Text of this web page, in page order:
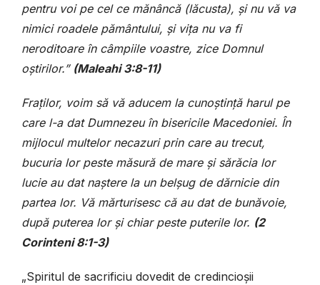
pentru voi pe cel ce mănâncă (lăcusta), și nu vă va
nimici roadele pământului, și vița nu va fi
neroditoare în câmpiile voastre, zice Domnul
oștirilor.” (Maleahi 3:8-11)
Fraților, voim să vă aducem la cunoștință harul pe
care l-a dat Dumnezeu în bisericile Macedoniei. În
mijlocul multelor necazuri prin care au trecut,
bucuria lor peste măsură de mare și sărăcia lor
lucie au dat naștere la un belșug de dărnicie din
partea lor. Vă mărturisesc că au dat de bunăvoie,
după puterea lor și chiar peste puterile lor. (2
Corinteni 8:1-3)
„Spiritul de sacrificiu dovedit de credincioșii